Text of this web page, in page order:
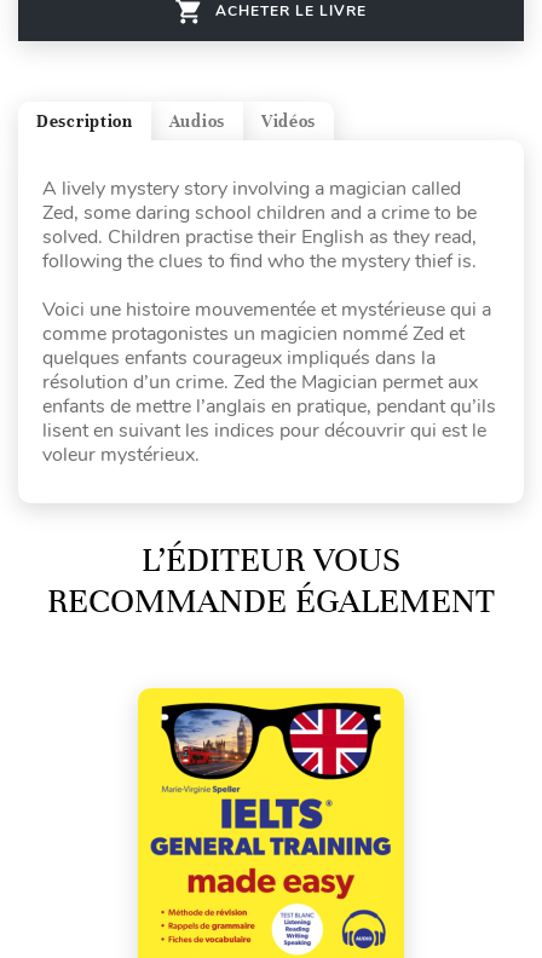
ACHETER LE LIVRE
Vidéos
Audios
Description
A lively mystery story involving a magician called
Zed, some daring school children and a crime to be
solved. Children practise their English as they read,
following the clues to find who the mystery thief is.
Voici une histoire mouvementée et mystérieuse qui a
comme protagonistes un magicien nommé Zed et
quelques enfants courageux impliqués dans la
résolution d’un crime. Zed the Magician permet aux
enfants de mettre l’anglais en pratique, pendant qu’ils
lisent en suivant les indices pour découvrir qui est le
voleur mystérieux.
L’ÉDITEUR VOUS
RECOMMANDE ÉGALEMENT